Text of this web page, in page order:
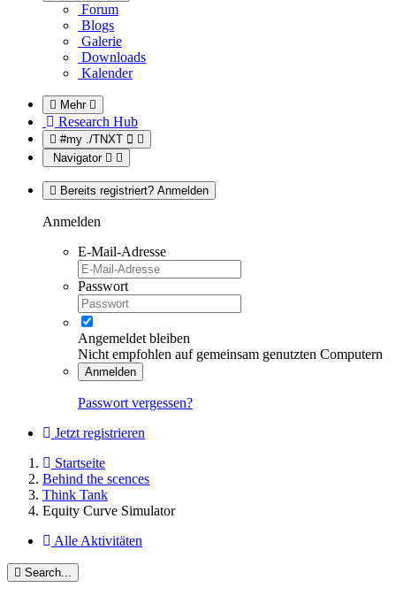
Forum
Blogs
Galerie
Downloads
Kalender
Mehr
Research Hub
#my ./TNXT
Navigator
Bereits registriert? Anmelden
Anmelden
E-Mail-Adresse
Passwort
Angemeldet bleiben
Nicht empfohlen auf gemeinsam genutzten Computern
Anmelden
Passwort vergessen?
Jetzt registrieren
Startseite
Behind the scences
Think Tank
Equity Curve Simulator
Alle Aktivitäten
Search...